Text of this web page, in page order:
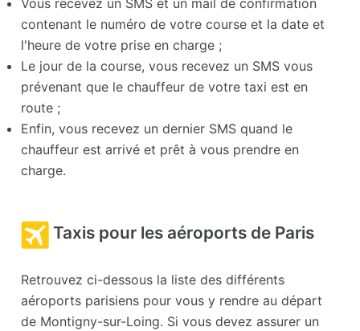
Vous recevez un SMS et un mail de confirmation
contenant le numéro de votre course et la date et
l'heure de votre prise en charge ;
Le jour de la course, vous recevez un SMS vous
prévenant que le chauffeur de votre taxi est en
route ;
Enfin, vous recevez un dernier SMS quand le
chauffeur est arrivé et prêt à vous prendre en
charge.
Taxis pour les aéroports de Paris
Retrouvez ci-dessous la liste des différents
aéroports parisiens pour vous y rendre au départ
de Montigny-sur-Loing. Si vous devez assurer un